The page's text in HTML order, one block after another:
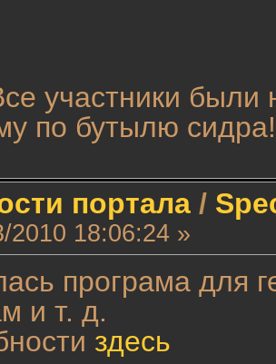
участники
по бутылю
портала/
2010 18:06:24 »
програма для
и т. д.
здесь